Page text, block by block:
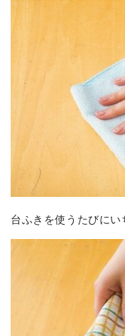
台ふきを使うたびにい